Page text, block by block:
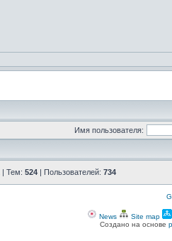
Имя пользователя:
| Тем: 524 | Пользователей: 734
News Site map
Создано на основе